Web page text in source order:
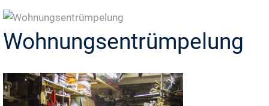
Wohnungsentrümpelung